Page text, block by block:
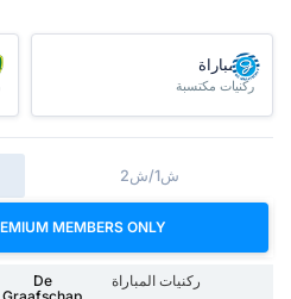
/مباراة
ركنيات مكتسبة
ش1/ش2
MEMBERS ONLY
ركنيات المباراة
De